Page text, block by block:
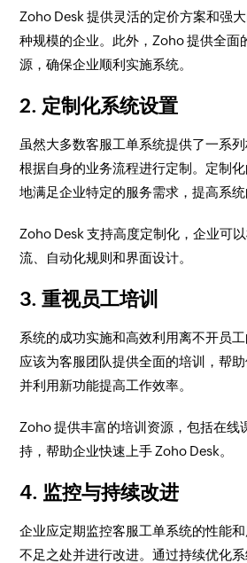
Zoho Desk 提供灵活的定价方案和强
种规模的企业。此外，Zoho 提供全面
源，确保企业顺利实施系统。
2. 定制化系统设置
虽然大多数客服工单系统提供了一系
根据自身的业务流程进行定制。定制
地满足企业特定的服务需求，提高系统
Zoho Desk 支持高度定制化，企业可
流、自动化规则和界面设计。
3. 重视员工培训
系统的成功实施和高效利用离不开员
应该为客服团队提供全面的培训，帮
并利用新功能提高工作效率。
Zoho 提供丰富的培训资源，包括在线
持，帮助企业快速上手 Zoho Desk。
4. 监控与持续改进
企业应定期监控客服工单系统的性能
不足之处并进行改进。通过持续优化